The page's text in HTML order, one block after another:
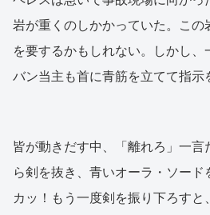
岩が重くのしかかっていた。この
を要するかもしれない。しかし、
バン当主も首に青筋を立てて指示
皆が動きだす中、「離れろ」一
ら剣を抜き、青いオーラ・ソー
カッ！もう一度剣を振り下ろす